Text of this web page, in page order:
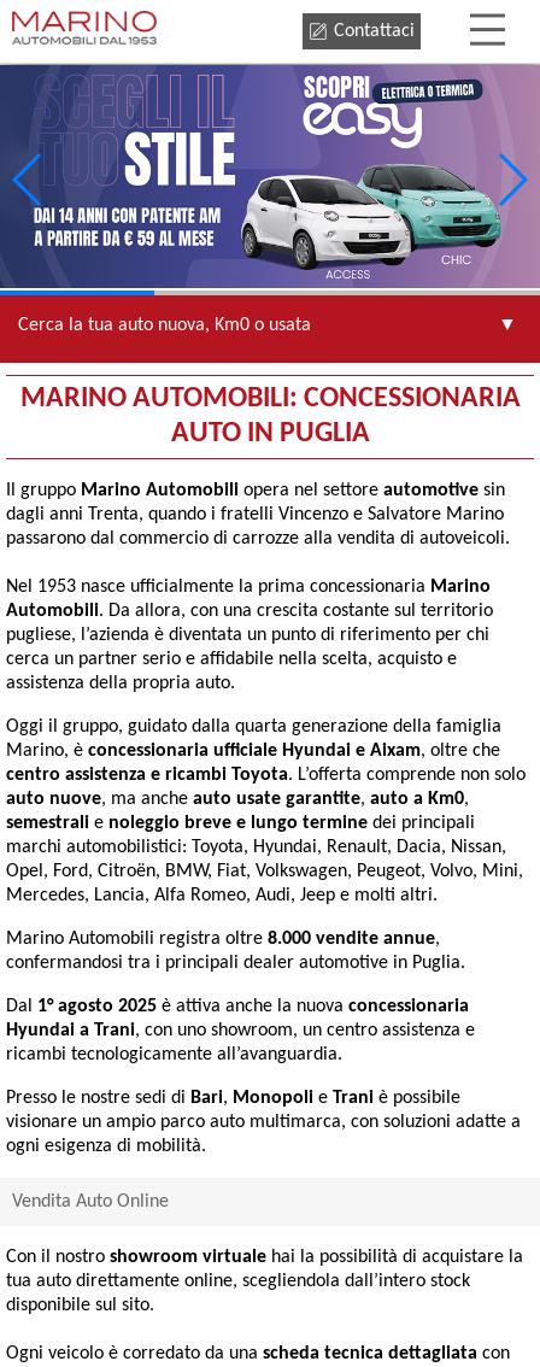
Contattaci
Cerca la tua auto nuova, Km0 o usata
MARINO AUTOMOBILI: CONCESSIONARIA
AUTO IN PUGLIA
Il gruppo Marino Automobili opera nel settore automotive sin
dagli anni Trenta, quando i fratelli Vincenzo e Salvatore Marino
passarono dal commercio di carrozze alla vendita di autoveicoli.
Nel 1953 nasce ufficialmente la prima concessionaria Marino
Automobili. Da allora, con una crescita costante sul territorio
pugliese, l’azienda è diventata un punto di riferimento per chi
cerca un partner serio e affidabile nella scelta, acquisto e
assistenza della propria auto.
Oggi il gruppo, guidato dalla quarta generazione della famiglia
Marino, è concessionaria ufficiale Hyundai e Aixam, oltre che
centro assistenza e ricambi Toyota. L’offerta comprende non solo
auto nuove, ma anche auto usate garantite, auto a Km0,
semestrali e noleggio breve e lungo termine dei principali
marchi automobilistici: Toyota, Hyundai, Renault, Dacia, Nissan,
Opel, Ford, Citroën, BMW, Fiat, Volkswagen, Peugeot, Volvo, Mini,
Mercedes, Lancia, Alfa Romeo, Audi, Jeep e molti altri.
Marino Automobili registra oltre 8.000 vendite annue,
confermandosi tra i principali dealer automotive in Puglia.
Dal 1° agosto 2025 è attiva anche la nuova concessionaria
Hyundai a Trani, con uno showroom, un centro assistenza e
ricambi tecnologicamente all’avanguardia.
Presso le nostre sedi di Bari, Monopoli e Trani è possibile
visionare un ampio parco auto multimarca, con soluzioni adatte a
ogni esigenza di mobilità.
Vendita Auto Online
Con il nostro showroom virtuale hai la possibilità di acquistare la
tua auto direttamente online, scegliendola dall’intero stock
disponibile sul sito.
Ogni veicolo è corredato da una scheda tecnica dettagliata con